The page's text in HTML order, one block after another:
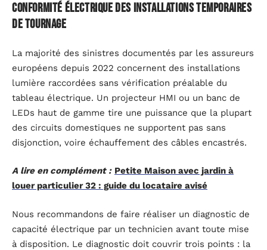
Conformité électrique des installations temporaires
de tournage
La majorité des sinistres documentés par les assureurs
européens depuis 2022 concernent des installations
lumière raccordées sans vérification préalable du
tableau électrique. Un projecteur HMI ou un banc de
LEDs haut de gamme tire une puissance que la plupart
des circuits domestiques ne supportent pas sans
disjonction, voire échauffement des câbles encastrés.
A lire en complément : Petite Maison avec jardin à
louer particulier 32 : guide du locataire avisé
Nous recommandons de faire réaliser un diagnostic de
capacité électrique par un technicien avant toute mise
à disposition. Le diagnostic doit couvrir trois points : la